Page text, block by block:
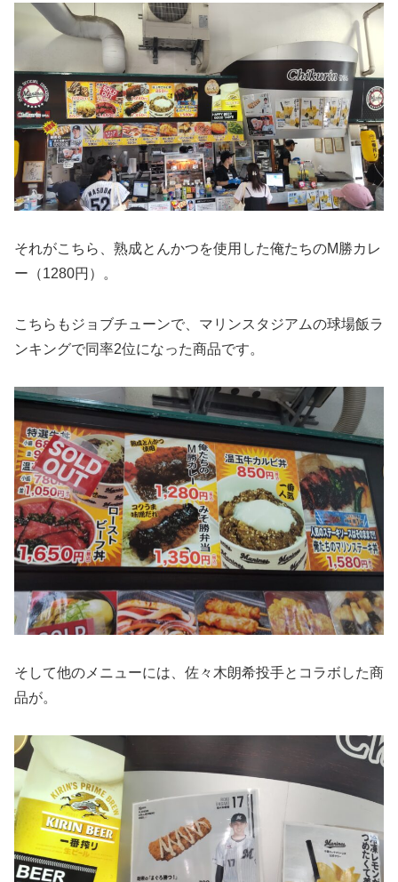
それがこちら、熟成とんかつを使用した俺たちのМ勝カレ
ー（1280円）。
こちらもジョブチューンで、マリンスタジアムの球場飯ラ
ンキングで同率2位になった商品です。
そして他のメニューには、佐々木朗希投手とコラボした商
品が。